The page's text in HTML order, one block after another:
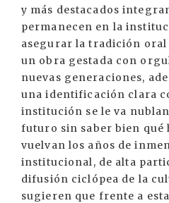
y más destacados
permanecen en la
asegurar la tradición
un obra gestada con
nuevas generaciones,
una identificación clara
institución se le va
futuro sin saber bien qué
vuelvan los años de
institucional, de alta
difusión ciclópea de la
sugieren que frente a